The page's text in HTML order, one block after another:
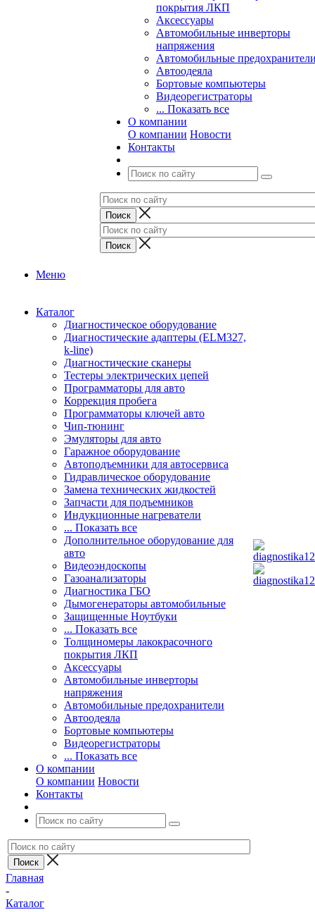
покрытия ЛКП
Аксессуары
Автомобильные инверторы
напряжения
Автомобильные
Автоодеяла
Бортовые компьютеры
Видеорегистраторы
... Показать все
О компании
О компании Новости
Контакты
Меню
Каталог
Диагностическое оборудование
Диагностические адаптеры (ELM327,
k-line)
Диагностические сканеры
Тестеры электрических цепей
Программаторы для авто
Коррекция пробега
Программаторы ключей авто
Чип-тюнинг
Эмуляторы для авто
Гаражное оборудование
Автоподъемники для автосервиса
Гидравлическое оборудование
Замена технических жидкостей
Запчасти для подъемников
Индукционные нагреватели
... Показать все
Дополнительное оборудование для
авто
Видеоэндоскопы
Газоанализаторы
Диагностика ГБО
Дымогенераторы автомобильные
Защищенные Ноутбуки
... Показать все
Толщиномеры лакокрасочного
покрытия ЛКП
Аксессуары
Автомобильные инверторы
напряжения
Автомобильные предохранители
Автоодеяла
Бортовые компьютеры
Видеорегистраторы
... Показать все
О компании
О компании Новости
Контакты
Главная
-
Каталог